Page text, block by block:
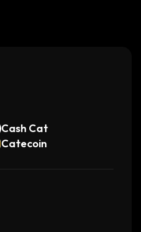
Cash Cat
Catecoin